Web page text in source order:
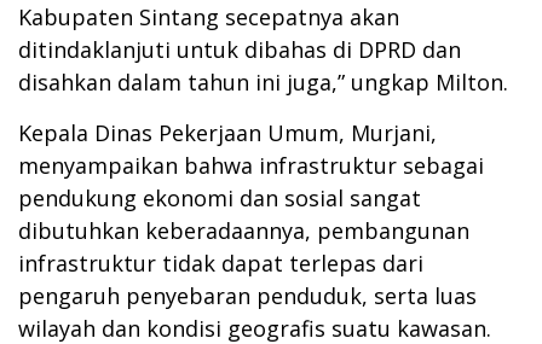
Kabupaten Sintang secepatnya akan
ditindaklanjuti untuk dibahas di DPRD dan
disahkan dalam tahun ini juga,” ungkap Milton.
Kepala Dinas Pekerjaan Umum, Murjani,
menyampaikan bahwa infrastruktur sebagai
pendukung ekonomi dan sosial sangat
dibutuhkan keberadaannya, pembangunan
infrastruktur tidak dapat terlepas dari
pengaruh penyebaran penduduk, serta luas
wilayah dan kondisi geografis suatu kawasan.